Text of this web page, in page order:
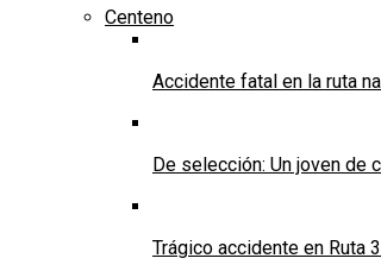
Centeno
Accidente fatal en la ruta
De selección: Un joven de
Trágico accidente en Ruta